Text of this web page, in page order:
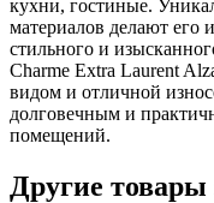
кухни, гостиные.
материалов делают его
стильного и
Charme Extra Laurent
видом и отличной
долговечным и
помещений.
Другие